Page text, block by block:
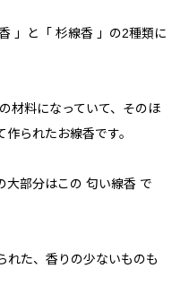
」と「 杉線香 」の2種類に
材料になっていて、そのほ
られたお線香です。
大部分はこの 匂い線香 で
れた、香りの少ないものも